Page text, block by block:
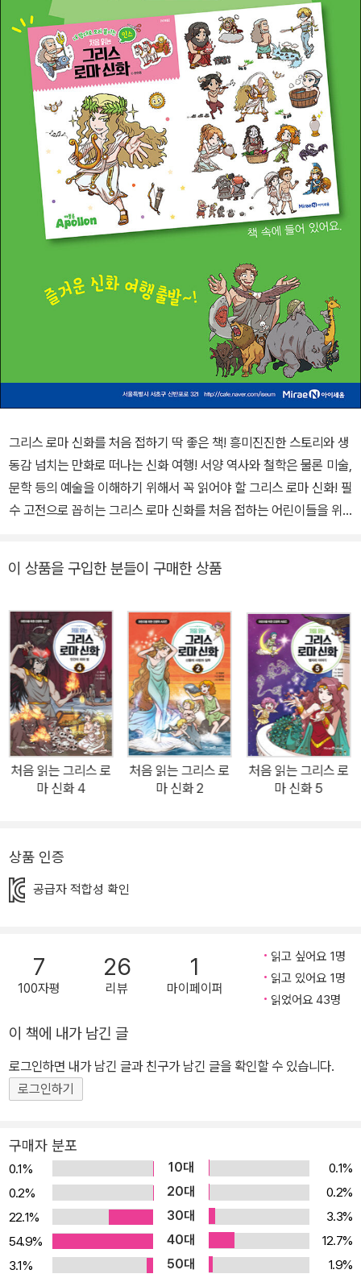
그리스 로마 신화를 처음 접하기 딱 좋은 책! 흥미진진한 스토리와 생
동감 넘치는 만화로 떠나는 신화 여행! 서양 역사와 철학은 물론 미술,
문학 등의 예술을 이해하기 위해서 꼭 읽어야 할 그리스 로마 신화! 필
수 고전으로 꼽히는 그리스 로마 신화를 처음 접하는 어린이들을 위
려울 수 있는 그리스 로마 신화의 기본 내용을 어린이의 눈높이에 맞
상상했던 신화 세계로 신나는 여행을 떠나 보세요. 우리가 사는 인간
세상은 어떻게 만들어진 걸까? 그리스 로마 신화가 알려 주는 인간의
탄생 이야기! 신들 사이의 전쟁이 끝난 후, 제우스는 황량해진 세상을
채울 새 생명을 만들라고 티탄 신 ‘프로메테우스’에게 명령합니다. 프
로메테우스는 진흙으로 ‘인간’을 빚어내지요. 그러나 새로 탄생한 인
간은 힘없고 나약했습니다. 인간들을 불쌍히 여긴 프로메테우스는 신
들만의 특권인 불을 인간에게 선물했다가 제우스에게 무서운 벌을 받
게 됩니다. 제우스는 신을 무시하고 악행을 일삼는 인간들에게도 벌
신에게 벌을 받은 인간으로는 누가 있었을까요? 『처음 읽는 그리스
인문학의 이해를 돕는 신개념 신화 입문서! > ‘글’과 ‘만화’의 조합으
‘글’과 생동감 넘치는 ‘만화’로 풀어 냈습니다. 첫 장을 펼치는 순간 술
술 읽히는 글과 그림을 통해 신화의 바다에 풍덩 빠져 보세요. 상상력
과 미적 감수성을 자극하는 『처음 읽는 그리스 로마 신화』 한 권으로,
가장 쉽고 재미있는 신화 공부를 즐길 수 있습니다. 알찬 정보 페이지
의 이름을 한눈에 정리할 수 있도록 ‘신들의 계보’를 한 페이지로 압축
해 실었습니다. 또한 유적과 유물, 미술 작품 등의 풍부한 시각적 자료
페이지를 수록했습니다. 마지막으로 ‘그리스 로마 신화 완전 정복!’ 페
이지를 통해 퀴즈를 풀며 본문에서 다룬 신화 내용을 얼마나 기억하
고 있는지 점검하고, 신화 속 신들의 행동에 대한 생각을 자유롭게 펼
쳐 볼 수 있습니다.
이 상품을 구입한 분들이 구매한 상품
처음 읽는 그리스 로
마 신화 4
처음 읽는 그리스 로
마 신화 2
처음 읽는 그리스 로
마 신화 5
상품 인증
공급자 적합성 확인
7
100자평
26
리뷰
1
마이페이퍼
읽고 싶어요 1명
읽고 있어요 1명
읽었어요 43명
이 책에 내가 남긴 글
로그인하면 내가 남긴 글과 친구가 남긴 글을 확인할 수 있습니다.
로그인하기
구매자 분포
0.1% 10대
0.1%
0.2%
20대
0.2%
22.1%
30대
3.3%
54.9%
40대
12.7%
3.1%
50대
1.9%